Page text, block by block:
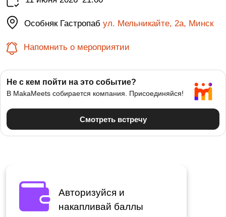
Особняк Гастропабул. Мельникайте, 2а, Минск
Напомнить о мероприятии
Авторизуйся и
накапливай баллы